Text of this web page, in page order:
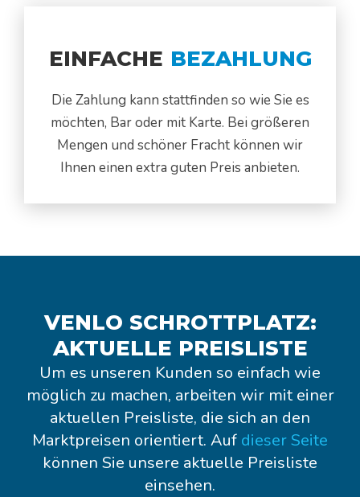
EINFACHE BEZAHLUNG
Die Zahlung kann stattfinden so wie Sie es
möchten, Bar oder mit Karte. Bei größeren
Mengen und schöner Fracht können wir
Ihnen einen extra guten Preis anbieten.
VENLO SCHROTTPLATZ:
AKTUELLE PREISLISTE
Um es unseren Kunden so einfach wie
möglich zu machen, arbeiten wir mit einer
aktuellen Preisliste, die sich an den
Marktpreisen orientiert. Auf dieser Seite
können Sie unsere aktuelle Preisliste
einsehen.